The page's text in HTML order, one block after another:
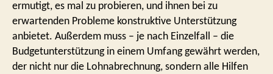
ermutigt, es mal zu probieren, und ihnen bei zu
erwartenden Probleme konstruktive Unterstützung
anbietet. Außerdem muss – je nach Einzelfall – die
Budgetunterstützung in einem Umfang gewährt werden,
der nicht nur die Lohnabrechnung, sondern alle Hilfen